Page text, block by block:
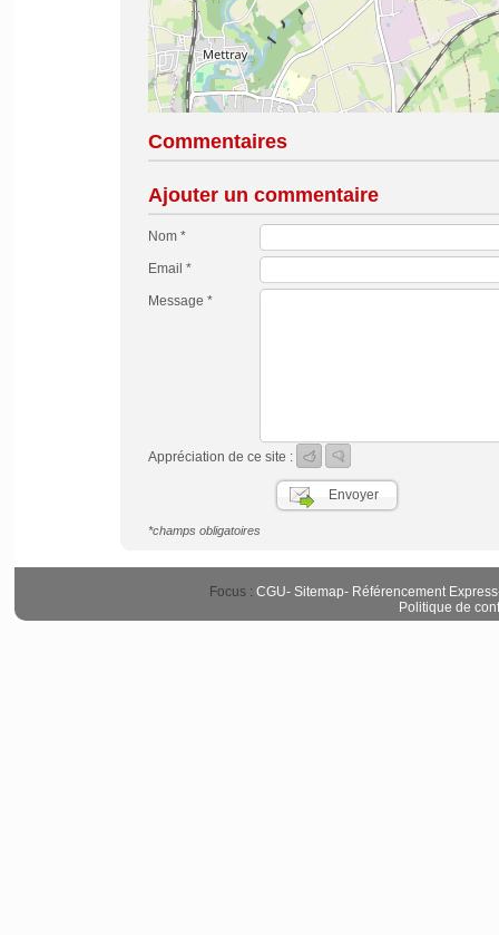
Commentaires
Ajouter un commentaire
Nom *
Email *
Message *
Appréciation de ce site :
*champs obligatoires
Focus : CGU- Sitemap- Référencement Express
Politique de